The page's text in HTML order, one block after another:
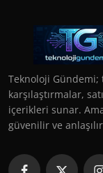
Teknoloji
karşılaştırmalar,
içerikleri sunar.
güvenilir ve